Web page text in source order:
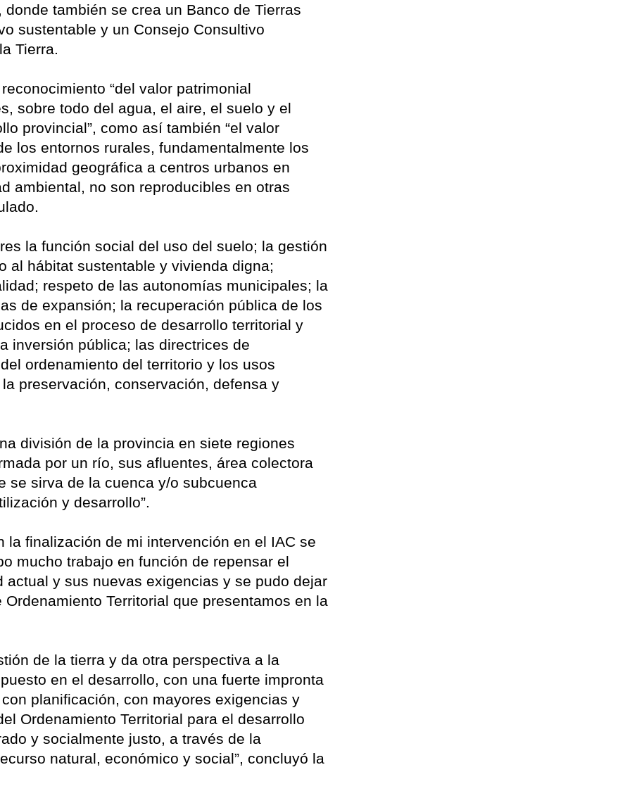
también se crea un Banco de Tierras
sustentable y un Consejo Consultivo
Tierra.
“del valor patrimonial
sobre todo del agua, el aire, el suelo y el
provincial”, como así también “el valor
los entornos rurales, fundamentalmente los
geográfica a centros urbanos en
ambiental, no son reproducibles en otras
la función social del uso del suelo; la gestión
al hábitat sustentable y vivienda digna;
respeto de las autonomías municipales; la
de expansión; la recuperación pública de los
en el proceso de desarrollo territorial y
inversión pública; las directrices de
ordenamiento del territorio y los usos
preservación, conservación, defensa y
división de la provincia en siete regiones
por un río, sus afluentes, área colectora
se sirva de la cuenca y/o subcuenca
y desarrollo”.
la finalización de mi intervención en el IAC se
mucho trabajo en función de repensar el
y sus nuevas exigencias y se pudo dejar
Territorial que presentamos en la
de la tierra y da otra perspectiva a la
en el desarrollo, con una fuerte impronta
planificación, con mayores exigencias y
Ordenamiento Territorial para el desarrollo
y socialmente justo, a través de la
natural, económico y social”, concluyó la